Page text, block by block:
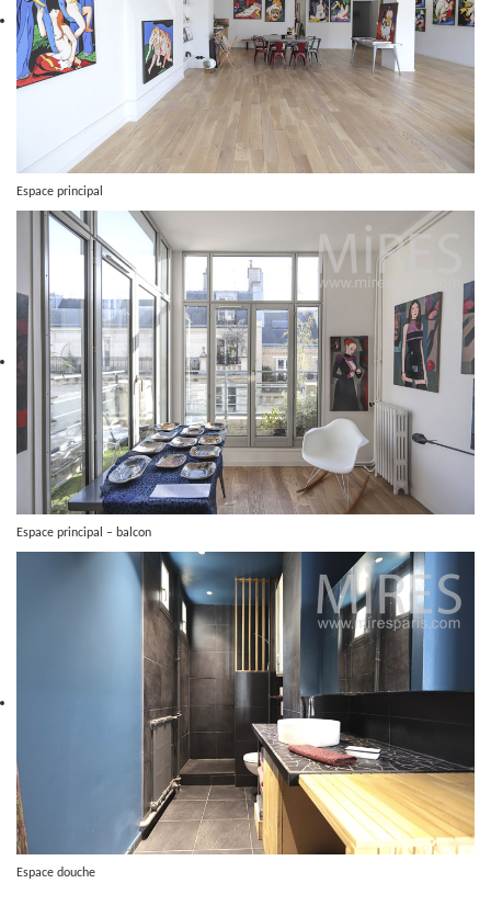
Espace principal
Espace principal – balcon
Espace douche